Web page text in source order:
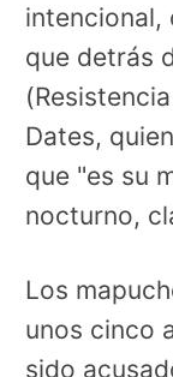
intencional,
que detrás
Dates,
que "es su
nocturno,
Los
unos cinco
sido